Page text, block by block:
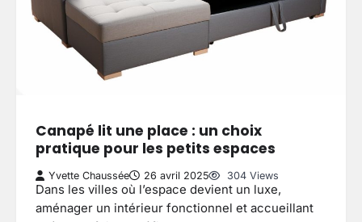
Canapé lit une place : un choix
pratique pour les petits espaces
Yvette Chaussée 26 avril 2025 304 Views
Dans les villes où l’espace devient un luxe,
aménager un intérieur fonctionnel et accueillant